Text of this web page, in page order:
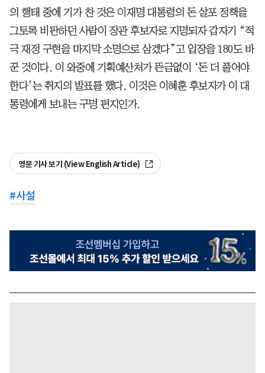
의 행태 중에 기가 찬 것은 이재명 대통령의 돈 살포 정책을
그토록 비판하던 사람이 장관 후보자로 지명되자 갑자기 “적
극 재정 구현을 마지막 소명으로 삼겠다”고 입장을 180도 바
꾼 것이다. 이 와중에 기획예산처가 뜬금없이 ‘돈 더 풀어야
한다’는 취지의 발표를 했다. 이것은 이혜훈 후보자가 이 대
통령에게 보내는 구명 편지인가.
영문 기사 보기 (View English Article)
#사설